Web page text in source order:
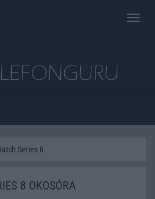
Toggle
Series 8
8 OKOSÓRA